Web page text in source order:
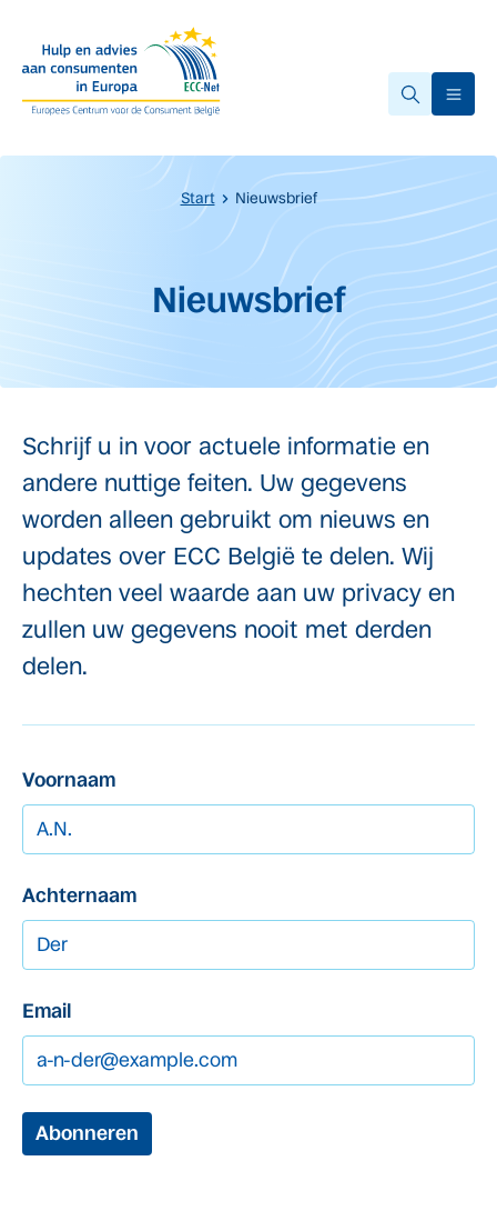
Start Nieuwsbrief
Start van de hoofdinhoud
Nieuwsbrief
Schrijf u in voor actuele informatie en
andere nuttige feiten. Uw gegevens
worden alleen gebruikt om nieuws en
updates over ECC België te delen. Wij
hechten veel waarde aan uw privacy en
zullen uw gegevens nooit met derden
delen.
Voornaam
Achternaam
Email
Abonneren